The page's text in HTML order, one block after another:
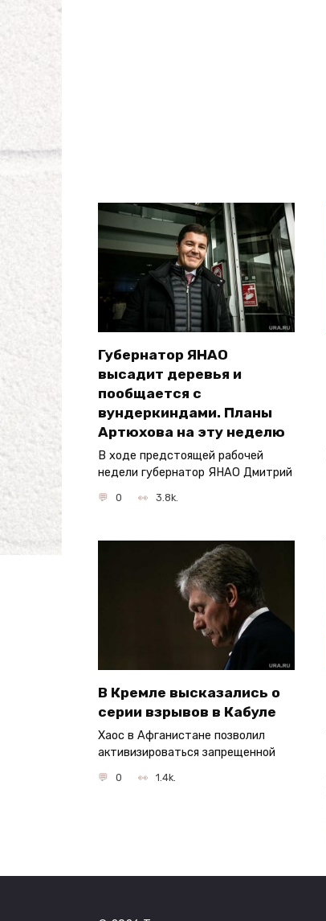
Губернатор ЯНАО
высадит деревья и
пообщается с
вундеркиндами. Планы
Артюхова на эту неделю
В ходе предстоящей рабочей
недели губернатор ЯНАО Дмитрий
0 3.8k.
В Кремле высказались о
серии взрывов в Кабуле
Хаос в Афганистане позволил
активизироваться запрещенной
0 1.4k.